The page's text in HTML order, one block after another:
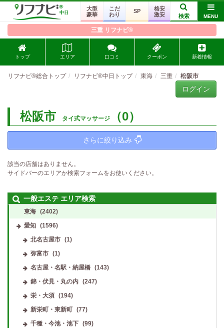
大型
豪華
こだ
わり
SP
格安
激安
検索 MENU
三重 リフナビ®
トップ エリア 口コミ クーポン 新着情報
リフナビ®総合トップ リフナビ®中日トップ 東海 三重 松阪市
ログイン
松阪市 タイ式マッサージ （0）
さらに絞り込み
該当の店舗はありません。
サイドバーのエリアか検索フォームをお使いください。
一般エステ エリア検索
東海 (2402)
愛知 (1596)
北名古屋市
(1)
弥富市
(1)
名古屋・名駅・納屋橋
(143)
錦・伏見・丸の内
(247)
栄・大須
(194)
新栄町・東新町
(77)
千種・今池・池下
(99)